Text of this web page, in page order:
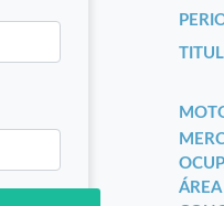
ÁREA